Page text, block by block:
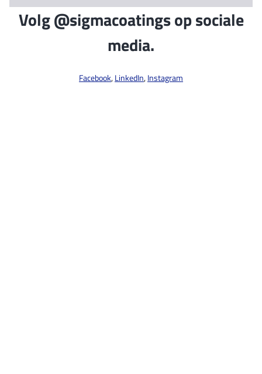
Volg @sigmacoatings op sociale
media.
Facebook,LinkedIn,Instagram